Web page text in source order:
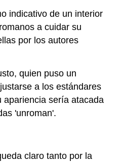
COSMÉTICA
FEMENINA
MAQUILLAJE
CORPORAL
FÍSICA
Atribuciones
de
medios
indicativo de un interior
a cuidar su
por los autores
quien puso un
a los estándares
apariencia sería atacada
'unroman'.
claro tanto por la